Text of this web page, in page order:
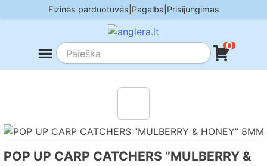
to
Fizinės parduotuvės Pagalba Prisijungimas
0
POP UP CARP CATCHERS ”MULBERRY &